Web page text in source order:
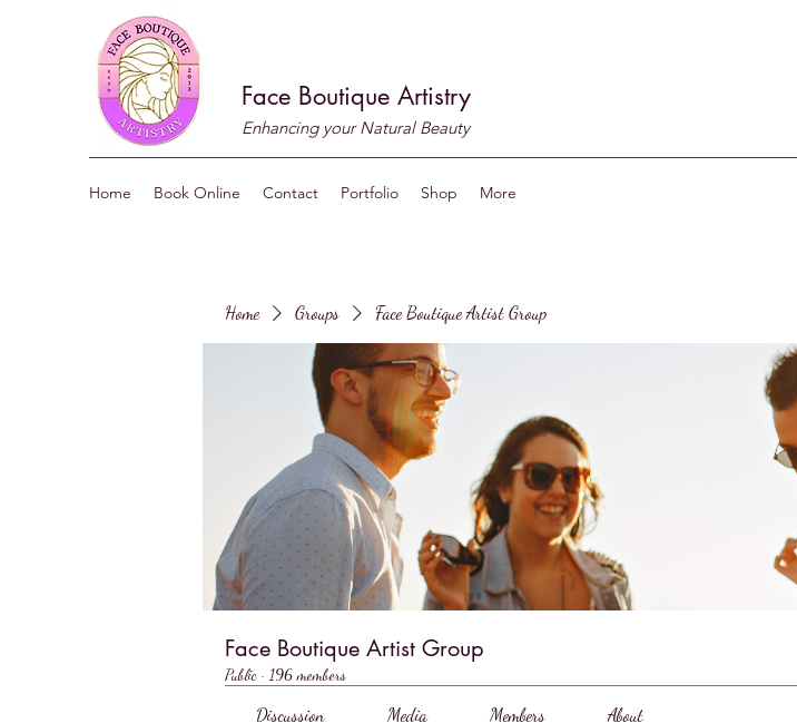
Face Boutique Artistry
Enhancing your Natural Beauty
Home Book Online Contact Portfolio Shop More
Home Groups Face Boutique Artist Group
Face Boutique Artist Group
Public · 196 members
Discussion Media Members About